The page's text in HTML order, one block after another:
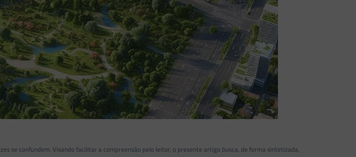
se confundem. Visando facilitar a compreensão pelo leitor, o presente artigo busca, de forma sintetizada,